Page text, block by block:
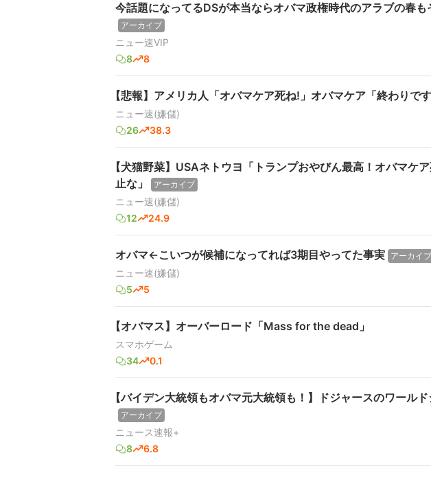
今話題になってるDSが本当ならオバマ政権時代のアラブの春
アーカイブ
ニュー速VIP
8
8
【悲報】アメリカ人「オバマケア死ね!」オバマケア「終わりで
ニュー速(嫌儲)
26
38.3
【犬猫野菜】USAネトウヨ「トランプおやびん最高！オバマケ
止な」
アーカイブ
ニュー速(嫌儲)
12
24.9
オバマ←こいつが候補になってれば3期目やってた事実 アーカイブ
ニュー速(嫌儲)
5
5
【オバマス】オーバーロード「Mass for the dead」
スマホゲーム
34
0.1
【バイデン大統領もオバマ元大統領も！】ドジャースのワール
アーカイブ
ニュース速報+
8
6.8